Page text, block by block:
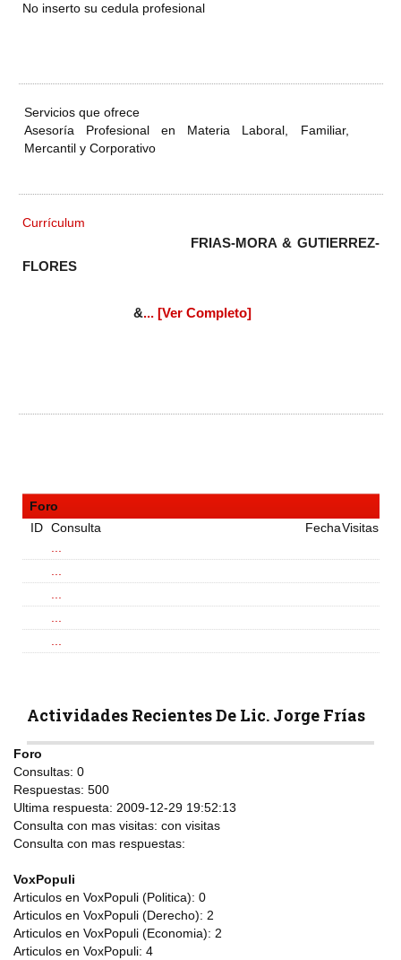
No inserto su cedula profesional
Servicios que ofrece
Asesoría Profesional en Materia Laboral, Familiar,
Mercantil y Corporativo
Currículum
FRIAS-MORA & GUTIERREZ-
FLORES
&... [Ver Completo]
Foro
ID Consulta FechaVisitas
Actividades Recientes De Lic. Jorge Frías
Foro
Consultas: 0
Respuestas: 500
Ultima respuesta: 2009-12-29 19:52:13
Consulta con mas visitas: con visitas
Consulta con mas respuestas:
VoxPopuli
Articulos en VoxPopuli (Politica): 0
Articulos en VoxPopuli (Derecho): 2
Articulos en VoxPopuli (Economia): 2
Articulos en VoxPopuli: 4